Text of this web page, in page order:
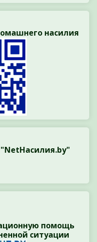
насилия
помощь
ситуации